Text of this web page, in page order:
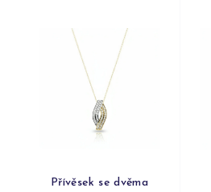
Přívěsek se dvěma